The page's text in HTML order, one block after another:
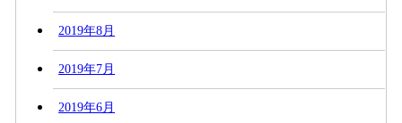
2019年8月
2019年7月
2019年6月